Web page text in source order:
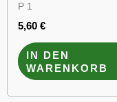
P 1
5,60 €
IN DEN
WARENKORB